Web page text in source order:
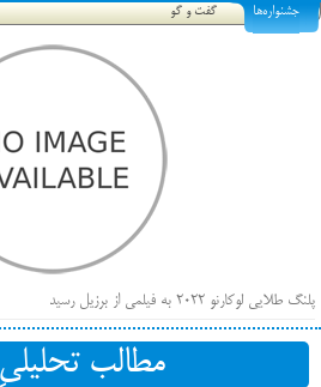
جشنواره‌ها گفت و گو
پلنگ طلایی لوکارنو ۲۰۲۲ به فیلمی از برزیل رسید
فهرست فیلم‌های بخش مسابقه جشنواره فیلم ونیز ۲۰۲۲ مشخص شد، سهم پررنگ ایرانی‌ها
بیرون راندن فیلم‌های منتسب به حامیان کرملین از
مطالب